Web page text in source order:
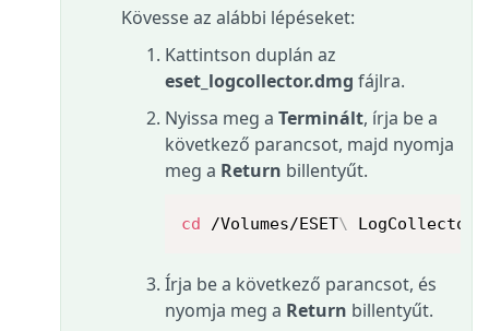
Kövesse az alábbi lépéseket:
Kattintson duplán az
eset_logcollector.dmg fájlra.
Nyissa meg a Terminált, írja be a
következő parancsot, majd nyomja
meg a Return billentyűt.
cd /Volumes/ESET\ LogCollector/
Írja be a következő parancsot, és
nyomja meg a Return billentyűt.